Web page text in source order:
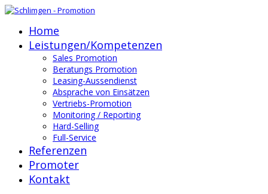
Home
Leistungen/Kompetenzen
Sales Promotion
Beratungs Promotion
Leasing-Aussendienst
Absprache von Einsätzen
Vertriebs-Promotion
Monitoring / Reporting
Hard-Selling
Full-Service
Referenzen
Promoter
Kontakt